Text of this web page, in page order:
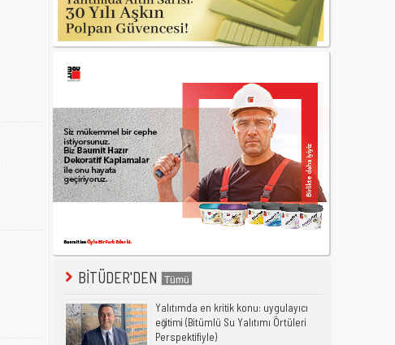
BİTÜDER'DEN
Yalıtımda en kritik konu: uygulayıcı
eğitimi (Bitümlü Su Yalıtımı Örtüleri
Perspektifiyle)